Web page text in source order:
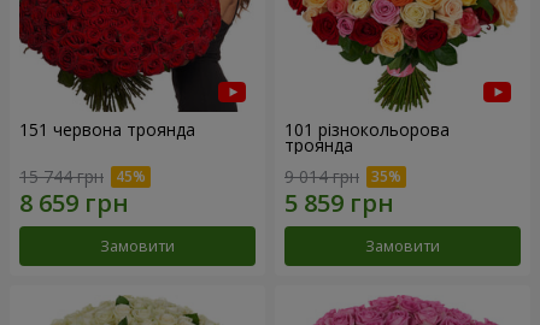
151 червона троянда
15 744 грн
Замовити
101 різнокольорова
троянда
9 014 грн
Замовити